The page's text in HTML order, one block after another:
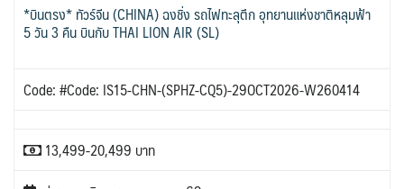
*บินตรง* ทัวร์จีน (CHINA) ฉงชิ่ง รถไฟทะลุตึก อุทยานแห่งชาติหลุมฟ้า
5 วัน 3 คืน บินกับ THAI LION AIR (SL)
Code: #Code: IS15-CHN-(SPHZ-CQ5)-29OCT2026-W260414
13,499-20,499 บาท